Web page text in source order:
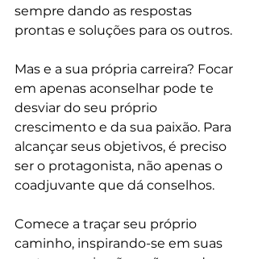
sempre dando as respostas
prontas e soluções para os outros.
Mas e a sua própria carreira? Focar
em apenas aconselhar pode te
desviar do seu próprio
crescimento e da sua paixão. Para
alcançar seus objetivos, é preciso
ser o protagonista, não apenas o
coadjuvante que dá conselhos.
Comece a traçar seu próprio
caminho, inspirando-se em suas